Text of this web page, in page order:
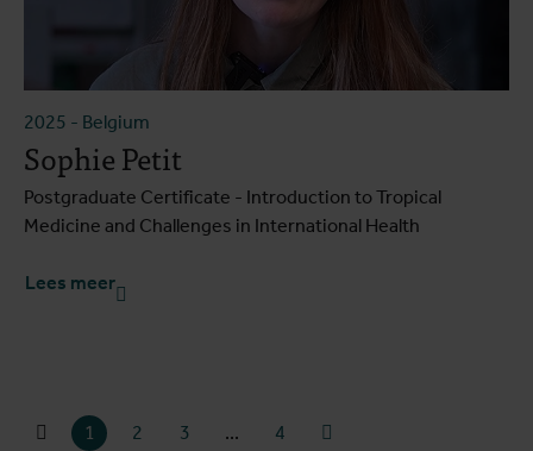
2025 - Belgium
Sophie Petit
Postgraduate Certificate - Introduction to Tropical
Medicine and Challenges in International Health
Lees meer
1 2 3 ... 4 Volgende pagina